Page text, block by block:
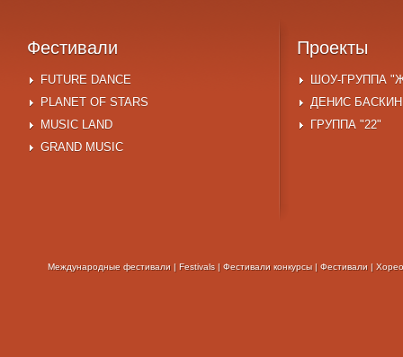
Фестивали
FUTURE DANCE
PLANET OF STARS
MUSIC LAND
GRAND MUSIC
Проекты
ШОУ-ГРУППА
ДЕНИС БАСКИН
ГРУППА "22"
Международные фестивали| Festivals| Фестивали конкурсы| Фестивали|